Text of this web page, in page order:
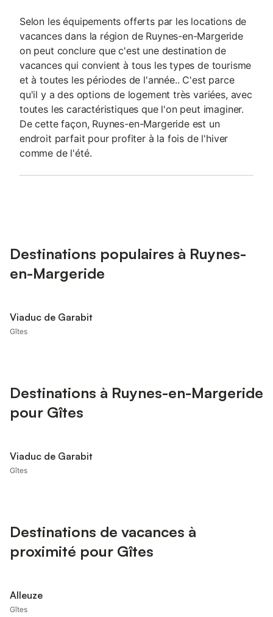
Selon les équipements offerts par les locations de
vacances dans la région de Ruynes-en-Margeride
on peut conclure que c'est une destination de
vacances qui convient à tous les types de tourisme
et à toutes les périodes de l'année.. C'est parce
qu'il y a des options de logement très variées, avec
toutes les caractéristiques que l'on peut imaginer.
De cette façon, Ruynes-en-Margeride est un
endroit parfait pour profiter à la fois de l'hiver
comme de l'été.
Destinations populaires à Ruynes-
en-Margeride
Viaduc de Garabit
Gîtes
Destinations à Ruynes-en-Margeride
pour Gîtes
Viaduc de Garabit
Gîtes
Destinations de vacances à
proximité pour Gîtes
Alleuze
Gîtes